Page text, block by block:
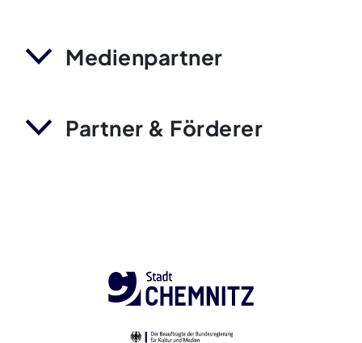
Medienpartner
Partner & Förderer